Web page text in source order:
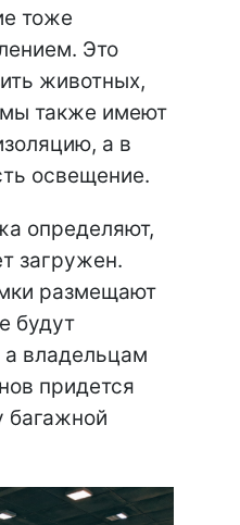
тоже
Это
животных,
также имеют
а в
освещение.
определяют,
загружен.
размещают
будут
владельцам
придется
багажной